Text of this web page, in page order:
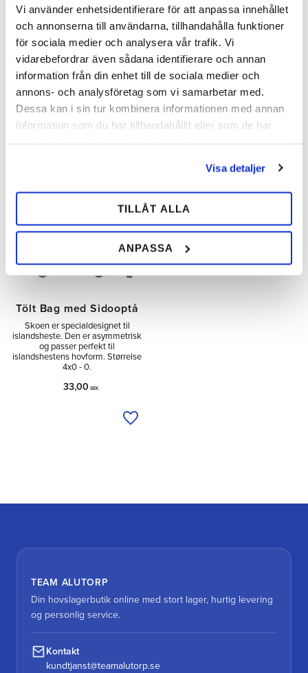
Vi använder enhetsidentifierare för att anpassa innehållet
och annonserna till användarna, tillhandahålla funktioner
för sociala medier och analysera vår trafik. Vi
vidarebefordrar även sådana identifierare och annan
information från din enhet till de sociala medier och
annons- och analysföretag som vi samarbetar med.
Dessa kan i sin tur kombinera informationen med annan
information som du har tillhandahållit eller som de har
Visa detaljer
TILLÅT ALLA
ANPASSA
Kings Pony Aluminium
Bag uden Optå
Let pony-racingsko i aluminium
bag, helfalsede med indlagt
stålskinne i tåen. Str. 7x0–5x0.
69,00
Tölt Front med
Frontoptå
Skoen er specialdesignet til
islandsheste. Den er asymmetrisk
og passer perfekt til
3x0 - 1.
34,00
Tölt Bag med Sidooptå
Skoen er specialdesignet til
islandsheste. Den er asymmetrisk
og passer perfekt til
islandshestens hovform. Størrelse
4x0 - 0.
33,00 SEK
RABATT
Tilføj til ønskeliste
TEAM ALUTORP
Din hovslagerbutik online med stort lager, hurtig levering
og personlig service.
Kontakt
kundtjanst@teamalutorp.se